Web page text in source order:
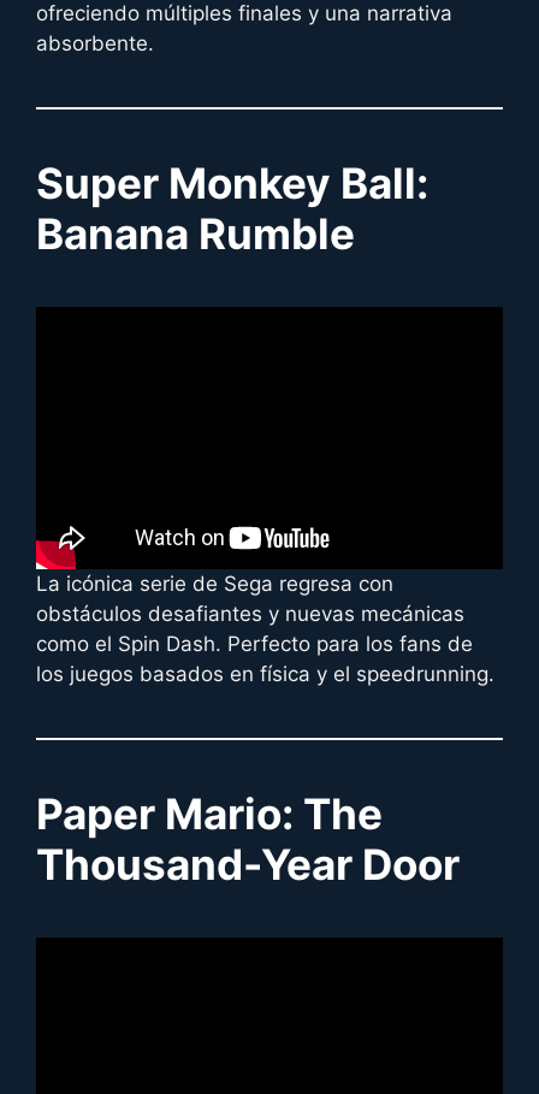
ofreciendo múltiples finales y una narrativa
absorbente.
Super Monkey Ball:
Banana Rumble
La icónica serie de Sega regresa con
obstáculos desafiantes y nuevas mecánicas
como el Spin Dash. Perfecto para los fans de
los juegos basados en física y el speedrunning.
Paper Mario: The
Thousand-Year Door